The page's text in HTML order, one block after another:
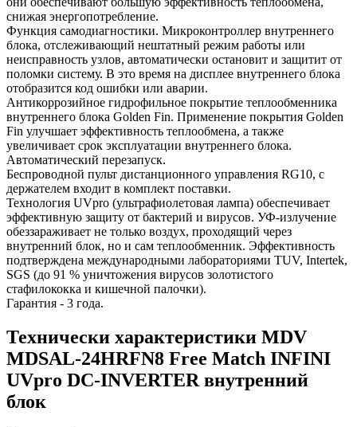
снижая энергопотребление.
Функция самодиагностики. Микроконтроллер внутреннего
блока, отслеживающий нештатный режим работы или
неисправность узлов, автоматически остановит и защитит от
поломки систему. В это время на дисплее внутреннего блока
отобразится код ошибки или аварии.
Антикоррозийное гидрофильное покрытие теплообменника
внутреннего блока Golden Fin. Применение покрытия Golden
Fin улучшает эффективность теплообмена, а также
увеличивает срок эксплуатации внутреннего блока.
Автоматический перезапуск.
Беспроводной пульт дистанционного управления RG10, с
держателем входит в комплект поставки.
Технология UVpro (ультрафиолетовая лампа) обеспечивает
эффективную защиту от бактерий и вирусов. УФ-излучение
обеззараживает не только воздух, проходящий через
внутренний блок, но и сам теплообменник. Эффективность
подтверждена международными лабораториями TUV, Intertek,
SGS (до 91 % уничтожения вирусов золотистого
стафилококка и кишечной палочки).
Гарантия - 3 года.
Технически характеристики MDV
MDSAL-24HRFN8 Free Match INFINI
UVpro DC-INVERTER внутренний
блок